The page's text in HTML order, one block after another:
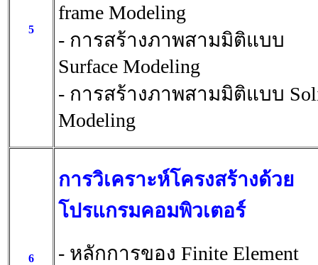
5
frame Modeling
- การสร้างภาพสามมิติแบบ
Surface Modeling
- การสร้างภาพสามมิติแบบ
Modeling
6
การวิเคราะห์โครงสร้างด้วย
โปรแกรมคอมพิวเตอร์
- หลักการของ Finite Element